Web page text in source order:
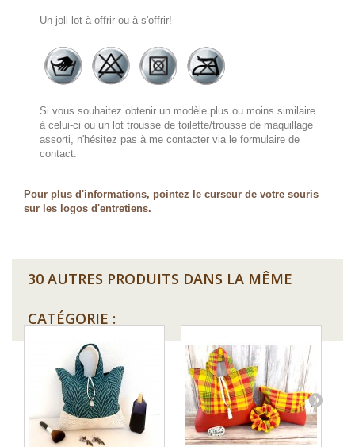
Un joli lot à offrir ou à s'offrir!
Si vous souhaitez obtenir un modèle plus ou moins similaire
à celui-ci ou un lot trousse de toilette/trousse de maquillage
assorti, n'hésitez pas à me contacter via le formulaire de
contact.
Pour plus d'informations, pointez le curseur de votre souris
sur les logos d'entretiens.
30 AUTRES PRODUITS DANS LA MÊME
CATÉGORIE :